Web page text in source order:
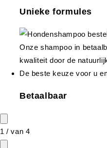
Unieke formules
Betaalbaar
1 /van 4